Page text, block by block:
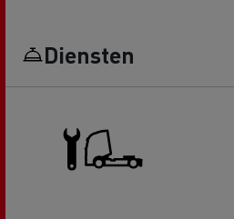
Diensten